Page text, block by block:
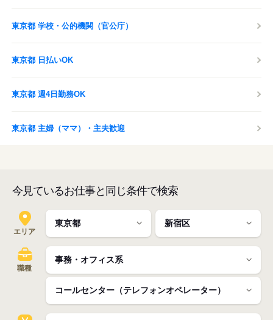
東京都 学校・公的機関（官公庁）
東京都 日払いOK
東京都 週4日勤務OK
東京都 主婦（ママ）・主夫歓迎
今見ているお仕事と同じ条件で検索
エリア
職種